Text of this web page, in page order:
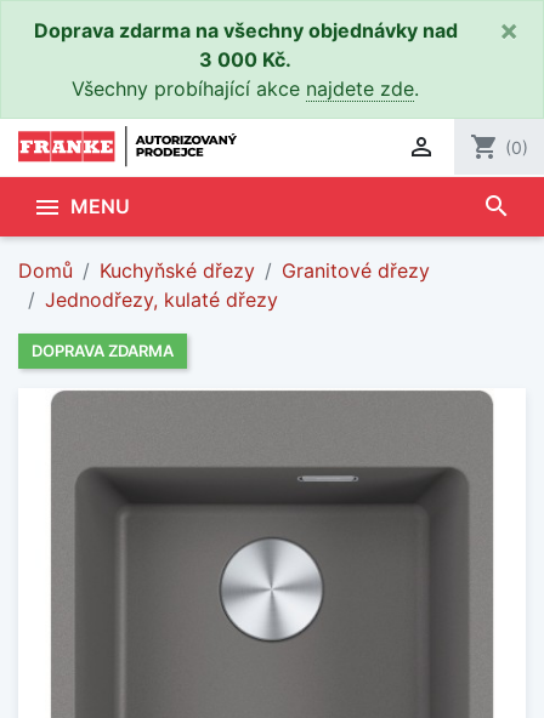
Doprava zdarma na všechny objednávky nad
3 000 Kč.
Všechny probíhající akce najdete zde.
×
 shopping_cart (0)
 MENU search
Domů Kuchyňské dřezy
Granitové dřezy
Jednodřezy, kulaté dřezy
DOPRAVA ZDARMA